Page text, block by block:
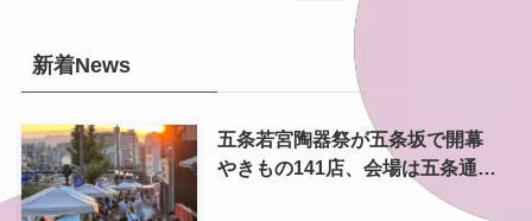
新着News
五条若宮陶器祭が五条坂で開幕
やきもの141店、会場は五条通の